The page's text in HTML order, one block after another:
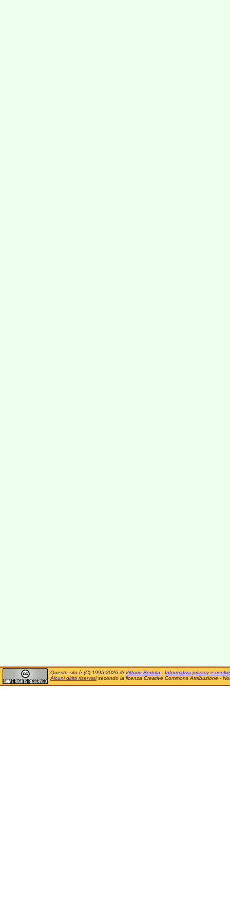
Questo sito è (C) 1995-2026 di Vittorio Bertola - Informativa privacy e cookie
Alcuni diritti riservatisecondo la licenza Creative Commons Attribuzione -